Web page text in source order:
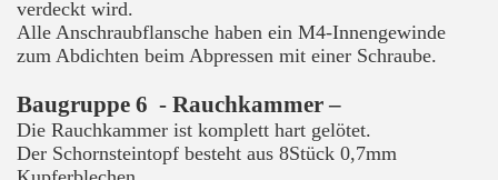
verdeckt wird.
Alle Anschraubflansche haben ein M4-Innengewinde
zum Abdichten beim Abpressen mit einer Schraube.
Baugruppe 6 - Rauchkammer –
Die Rauchkammer ist komplett hart gelötet.
Der Schornsteintopf besteht aus 8Stück 0,7mm